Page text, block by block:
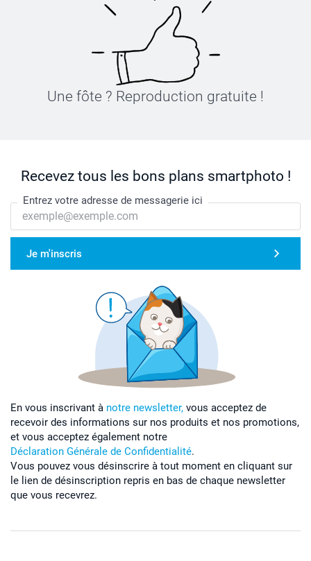
Une fôte ? Reproduction gratuite !
Recevez tous les bons plans smartphoto !
Entrez votre adresse de messagerie ici
Je m'inscris
En vous inscrivant à notre newsletter, vous acceptez de
recevoir des informations sur nos produits et nos promotions,
et vous acceptez également notre
Déclaration Générale de Confidentialité.
Vous pouvez vous désinscrire à tout moment en cliquant sur
le lien de désinscription repris en bas de chaque newsletter
que vous recevrez.